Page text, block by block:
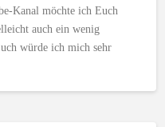
Kanal möchte ich Euch
auch ein wenig
würde ich mich sehr